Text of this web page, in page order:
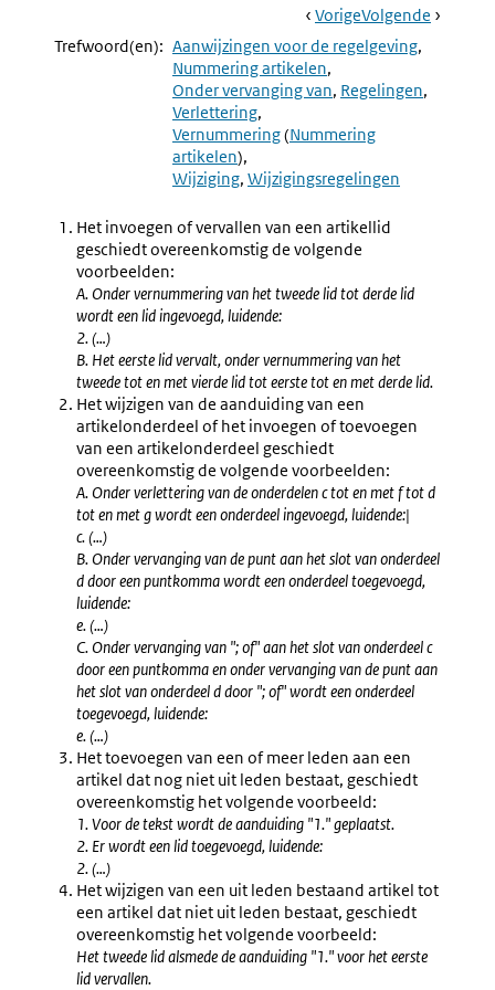
Book
Navigation
Ga
Naar
VorigePagina:
Aanwijzing
6.17
Vernummering
En
Ga
Naar
Volgende Pagina:
Trefwoord(en): Aanwijzingen voor de regelgeving
Nummering artikelen
Onder vervanging van Regelingen
Verlettering
Vernummering(Nummering
artikelen)
Wijziging Wijzigingsregelingen
Het invoegen of vervallen van een artikellid
geschiedt overeenkomstig de volgende
voorbeelden:
A. Onder vernummering van het tweede lid tot derde lid
wordt een lid ingevoegd, luidende:
2. (…)
B. Het eerste lid vervalt, onder vernummering van het
tweede tot en met vierde lid tot eerste tot en met derde lid.
Het wijzigen van de aanduiding van een
artikelonderdeel of het invoegen of toevoegen
van een artikelonderdeel geschiedt
overeenkomstig de volgende voorbeelden:
A. Onder verlettering van de onderdelen c tot en met f tot d
tot en met g wordt een onderdeel ingevoegd, luidende:|
c. (…)
B. Onder vervanging van de punt aan het slot van onderdeel
d door een puntkomma wordt een onderdeel toegevoegd,
luidende:
e. (…)
C. Onder vervanging van "; of" aan het slot van onderdeel c
door een puntkomma en onder vervanging van de punt aan
het slot van onderdeel d door "; of" wordt een onderdeel
toegevoegd, luidende:
e. (…)
Het toevoegen van een of meer leden aan een
artikel dat nog niet uit leden bestaat, geschiedt
overeenkomstig het volgende voorbeeld:
1. Voor de tekst wordt de aanduiding "1." geplaatst.
2. Er wordt een lid toegevoegd, luidende:
2. (…)
Het wijzigen van een uit leden bestaand artikel tot
een artikel dat niet uit leden bestaat, geschiedt
overeenkomstig het volgende voorbeeld:
Het tweede lid alsmede de aanduiding "1." voor het eerste
lid vervallen.